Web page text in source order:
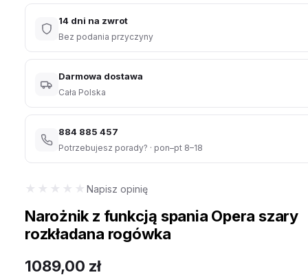
14 dni na zwrot
Bez podania przyczyny
Darmowa dostawa
Cała Polska
884 885 457
Potrzebujesz porady? · pon–pt 8–18
★★★★★
★★★★★ Napisz opinię
Narożnik z funkcją spania Opera szary
rozkładana rogówka
1089,00 zł